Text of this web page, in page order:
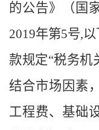
的公告》（国
2019年第5号,以
款规定“税务机
结合市场因素
工程费、基础